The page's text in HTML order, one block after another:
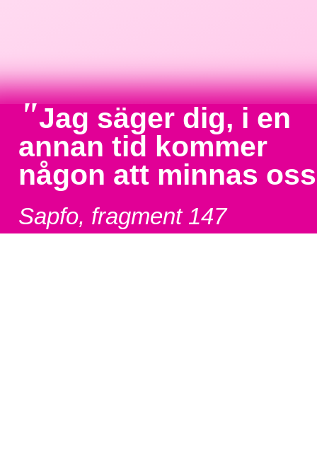
"Jag säger dig, i en
annan tid kommer
någon att minnas
Sapfo, fragment 147